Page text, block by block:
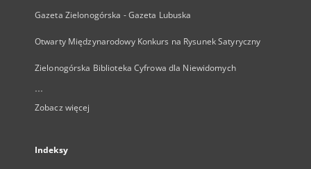
Gazeta Zielonogórska - Gazeta Lubuska
Otwarty Międzynarodowy Konkurs na Rysunek Satyryczny
Zielonogórska Biblioteka Cyfrowa dla Niewidomych
...
Zobacz więcej
Indeksy